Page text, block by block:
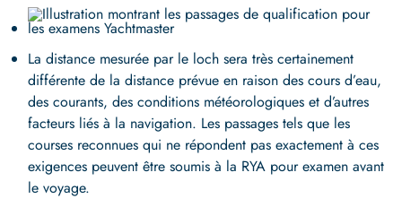
La distance mesurée par le loch sera très certainement
différente de la distance prévue en raison des cours d’eau,
des courants, des conditions météorologiques et d’autres
facteurs liés à la navigation. Les passages tels que les
courses reconnues qui ne répondent pas exactement à ces
exigences peuvent être soumis à la RYA pour examen avant
le voyage.